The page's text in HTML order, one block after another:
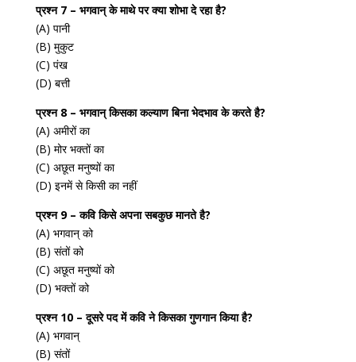
प्रश्न 7 – भगवान् के माथे पर क्या शोभा दे रहा है?
(A) पानी
(B) मुकुट
(C) पंख
(D) बत्ती
प्रश्न 8 – भगवान् किसका कल्याण बिना भेदभाव के करते है?
(A) अमीरों का
(B) मोर भक्तों का
(C) अछूत मनुष्यों का
(D) इनमें से किसी का नहीं
प्रश्न 9 – कवि किसे अपना सबकुछ मानते है?
(A) भगवान् को
(B) संतों को
(C) अछूत मनुष्यों को
(D) भक्तों को
प्रश्न 10 – दूसरे पद में कवि ने किसका गुणगान किया है?
(A) भगवान्
(B) संतों